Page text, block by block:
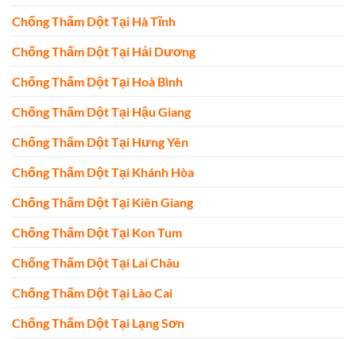
Chống Thấm Dột Tại Hà Tĩnh
Chống Thấm Dột Tại Hải Dương
Chống Thấm Dột Tại Hoà Bình
Chống Thấm Dột Tại Hậu Giang
Chống Thấm Dột Tại Hưng Yên
Chống Thấm Dột Tại Khánh Hòa
Chống Thấm Dột Tại Kiên Giang
Chống Thấm Dột Tại Kon Tum
Chống Thấm Dột Tại Lai Châu
Chống Thấm Dột Tại Lào Cai
Chống Thấm Dột Tại Lạng Sơn